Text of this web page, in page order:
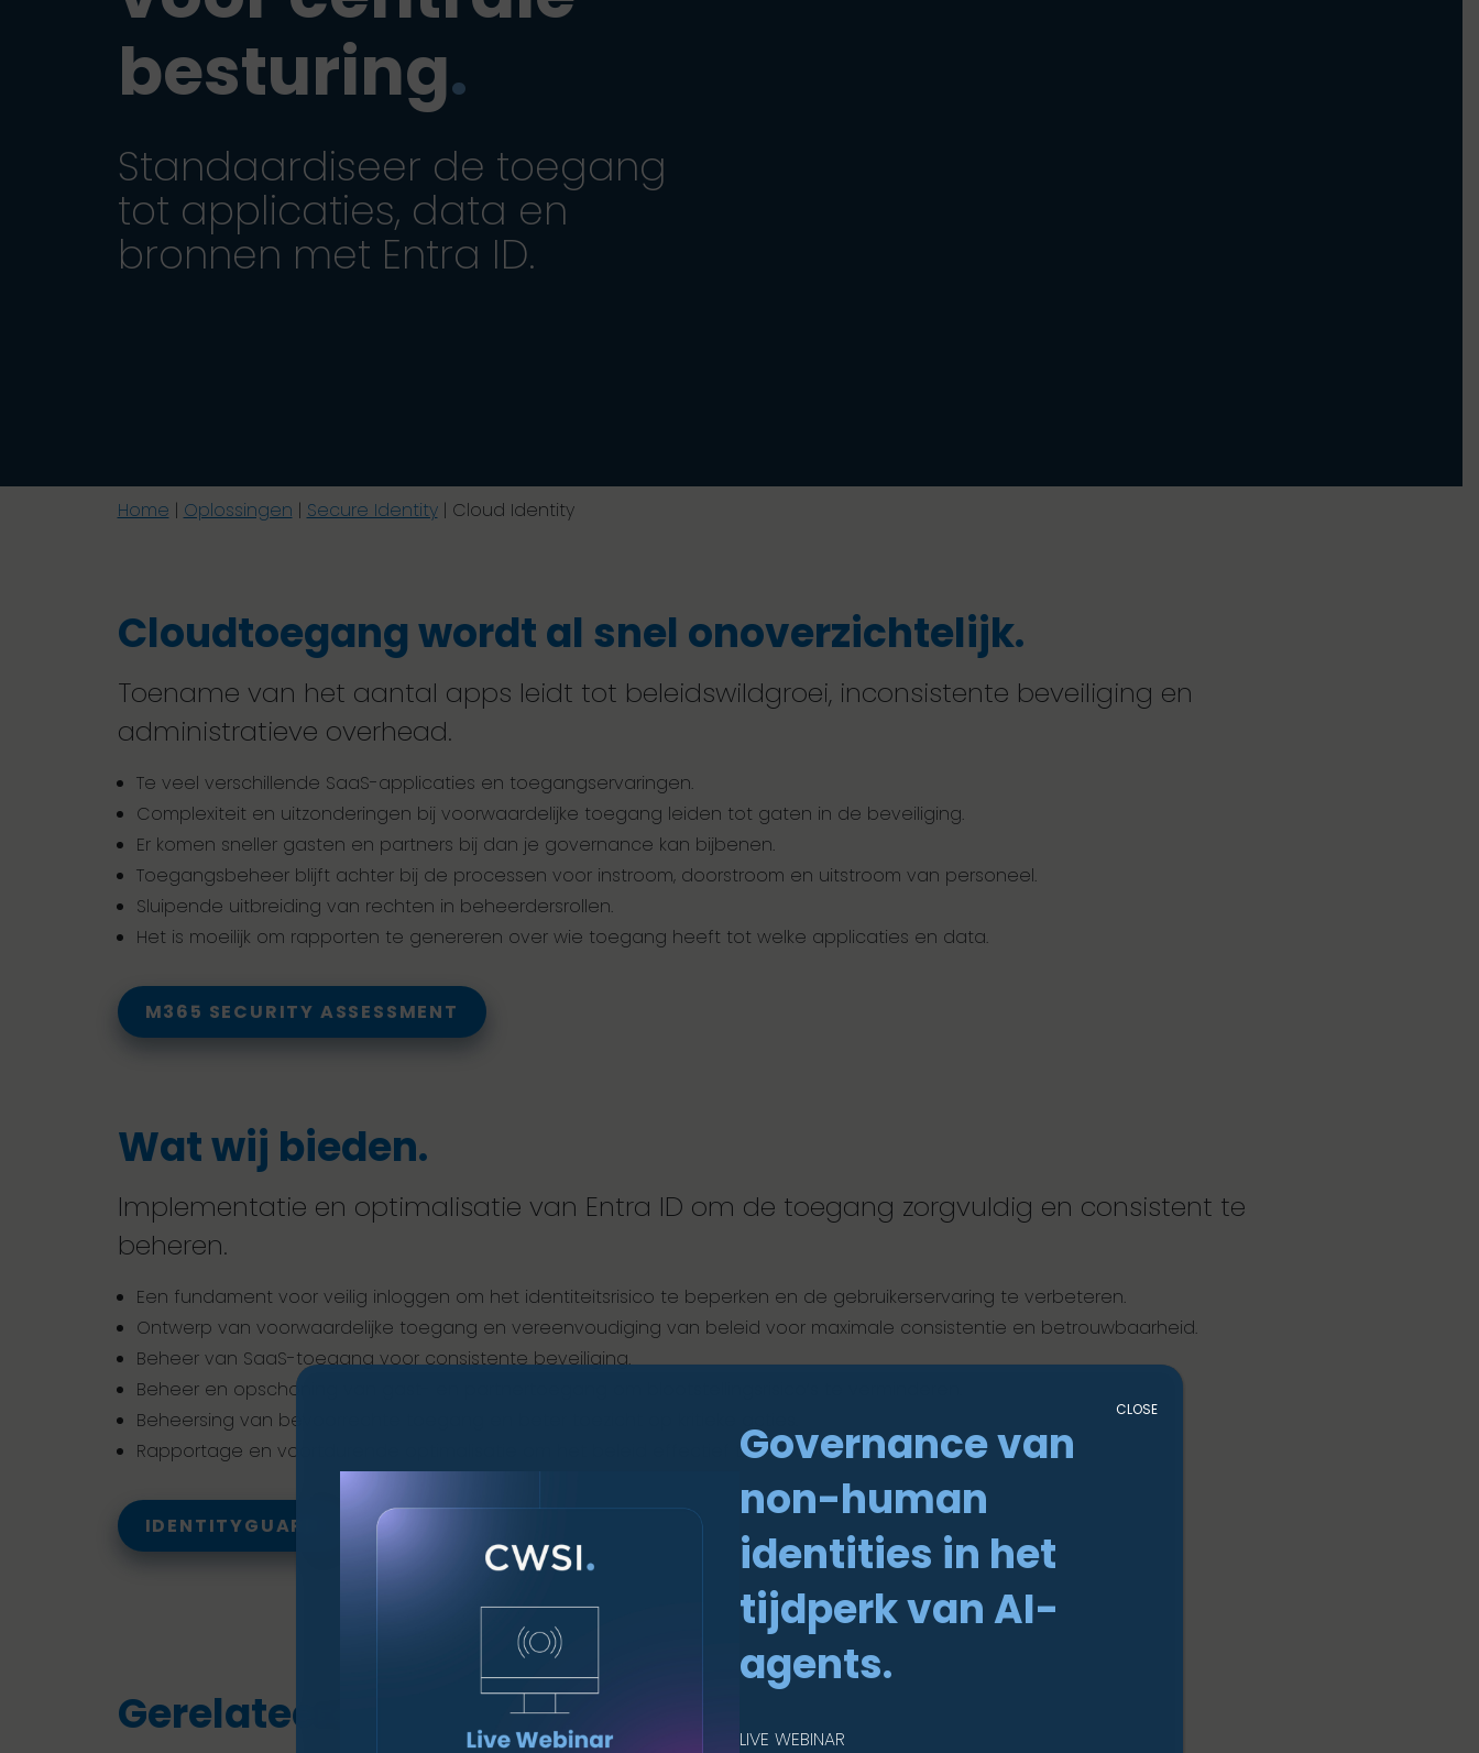
besturing.
Standaardiseer de toegang
tot applicaties, data en
bronnen met Entra ID.
Home | Oplossingen | Secure Identity| Cloud Identity
Cloudtoegang wordt al snel onoverzichtelijk.
Toename van het aantal apps leidt tot beleidswildgroei, inconsistente beveiliging en
administratieve overhead.
Te veel verschillende SaaS-applicaties en toegangservaringen.
Complexiteit en uitzonderingen bij voorwaardelijke toegang leiden tot gaten in de beveiliging.
Er komen sneller gasten en partners bij dan je governance kan bijbenen.
Toegangsbeheer blijft achter bij de processen voor instroom, doorstroom en uitstroom van personeel.
Sluipende uitbreiding van rechten in beheerdersrollen.
Het is moeilijk om rapporten te genereren over wie toegang heeft tot welke applicaties en data.
M365 SECURITY ASSESSMENT
Wat wij bieden.
Implementatie en optimalisatie van Entra ID om de toegang zorgvuldig en consistent te
beheren.
Een fundament voor veilig inloggen om het identiteitsrisico te beperken en de gebruikerservaring te verbeteren.
Ontwerp van voorwaardelijke toegang en vereenvoudiging van beleid voor maximale consistentie en betrouwbaarheid.
Beheer van SaaS-toegang voor consistente beveiliging.
Beheer en opschoning van gast- en partnertoegang om blootstellingsrisico’s te verminderen.
Beheersing van bevoorrechte toegang en beter toezicht op kritieke acties.
Rapportage en voortdurende optimalisatie om het beleid effectief te houden.
IDENTITYGUARD
Gerelateerde oplossingen
Governance van
non-human
identities in het
tijdperk van AI-
agents.
LIVE WEBINAR
CLOSE